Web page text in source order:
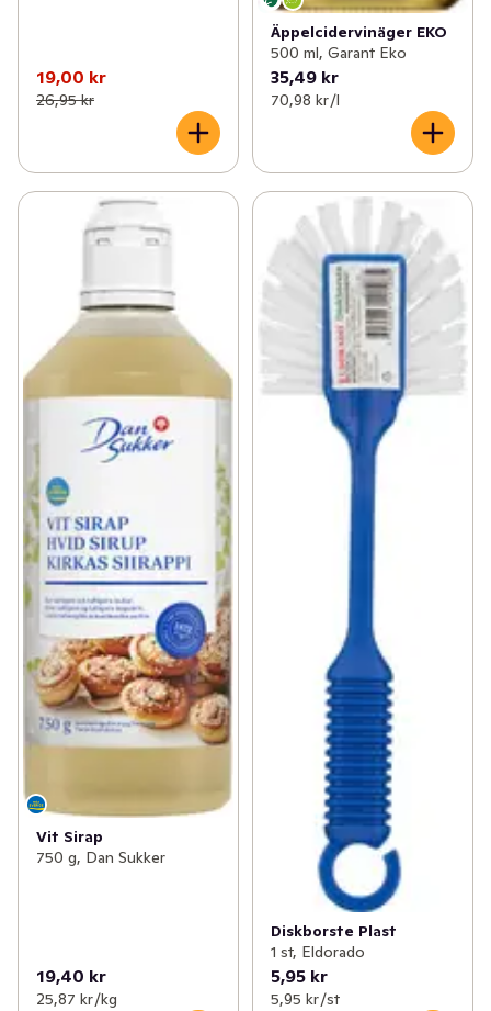
19,00 kr
26,95 kr
Äppelcidervinäger EKO
500 ml, Garant Eko
35,49 kr
70,98 kr /l
Vit Sirap
750 g, Dan Sukker
19,40 kr
25,87 kr /kg
Diskborste Plast
1 st, Eldorado
5,95 kr
5,95 kr /st